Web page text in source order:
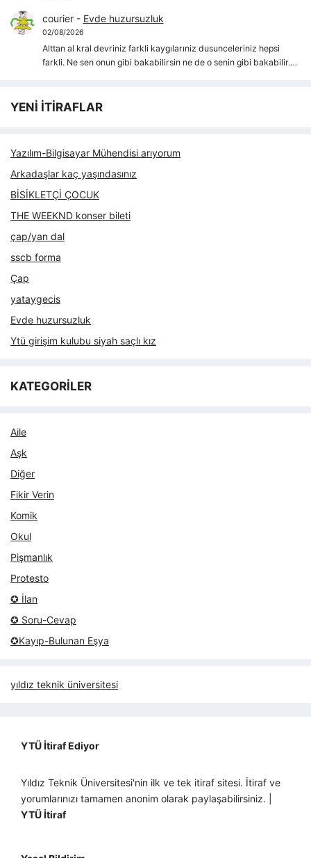
courier- Evde huzursuzluk
02/08/2026
Alttan al kral devriniz farkli kaygılarıniz dusunceleriniz hepsi
farkli. Ne sen onun gibi bakabilirsin ne de o senin gibi bakabilir.…
YENİ İTİRAFLAR
Yazılım-Bilgisayar Mühendisi arıyorum
Arkadaşlar kaç yaşındasınız
BİSİKLETÇİ ÇOCUK
THE WEEKND konser bileti
çap/yan dal
sscb forma
Çap
yataygecis
Evde huzursuzluk
Ytü girişim kulubu siyah saçlı kız
KATEGORİLER
Aile
Aşk
Diğer
Fikir Verin
Komik
Okul
Pişmanlık
Protesto
✪ İlan
✪ Soru-Cevap
✪Kayıp-Bulunan Eşya
yıldız teknik üniversitesi
YTÜ İtiraf Ediyor
Yıldız Teknik Üniversitesi'nin ilk ve tek itiraf sitesi. İtiraf ve
yorumlarınızı tamamen anonim olarak paylaşabilirsiniz. |
YTÜ İtiraf